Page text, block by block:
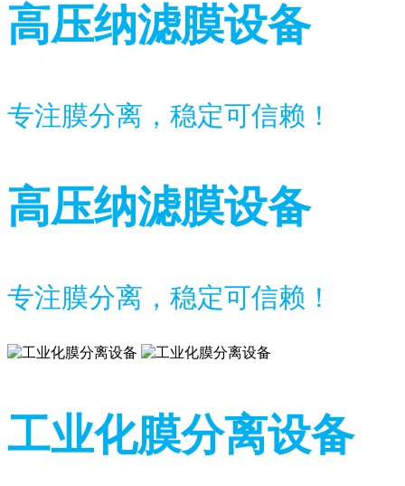
高压纳滤膜设备
专注膜分离，稳定可信赖！
高压纳滤膜设备
专注膜分离，稳定可信赖！
工业化膜分离设备